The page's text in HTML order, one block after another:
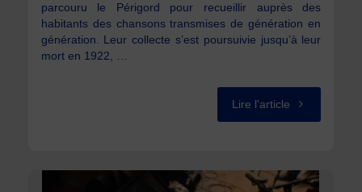
parcouru le Périgord pour recueillir auprès des
habitants des chansons transmises de génération en
génération. Leur collecte s’est poursuivie jusqu’à leur
mort en 1922, …
Lire l'article"Pré-
du